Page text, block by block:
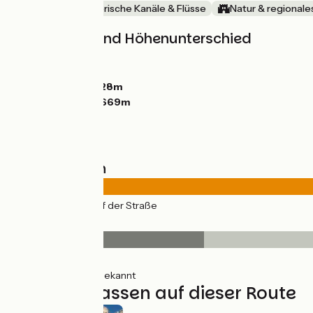
Malerische Kanäle & Flüsse Natur &
Steigungen und Höhenunterschied
228m
669m
Straßentypen
(100%) Auf der Straße
(79%) Unbekannt
Nicht verpassen auf dieser Route